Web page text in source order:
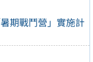
期戰鬥營」實施計